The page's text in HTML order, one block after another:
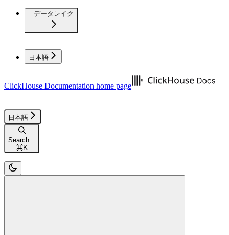
データレイク
日本語
ClickHouse Documentation home page
日本語
Search...
⌘K